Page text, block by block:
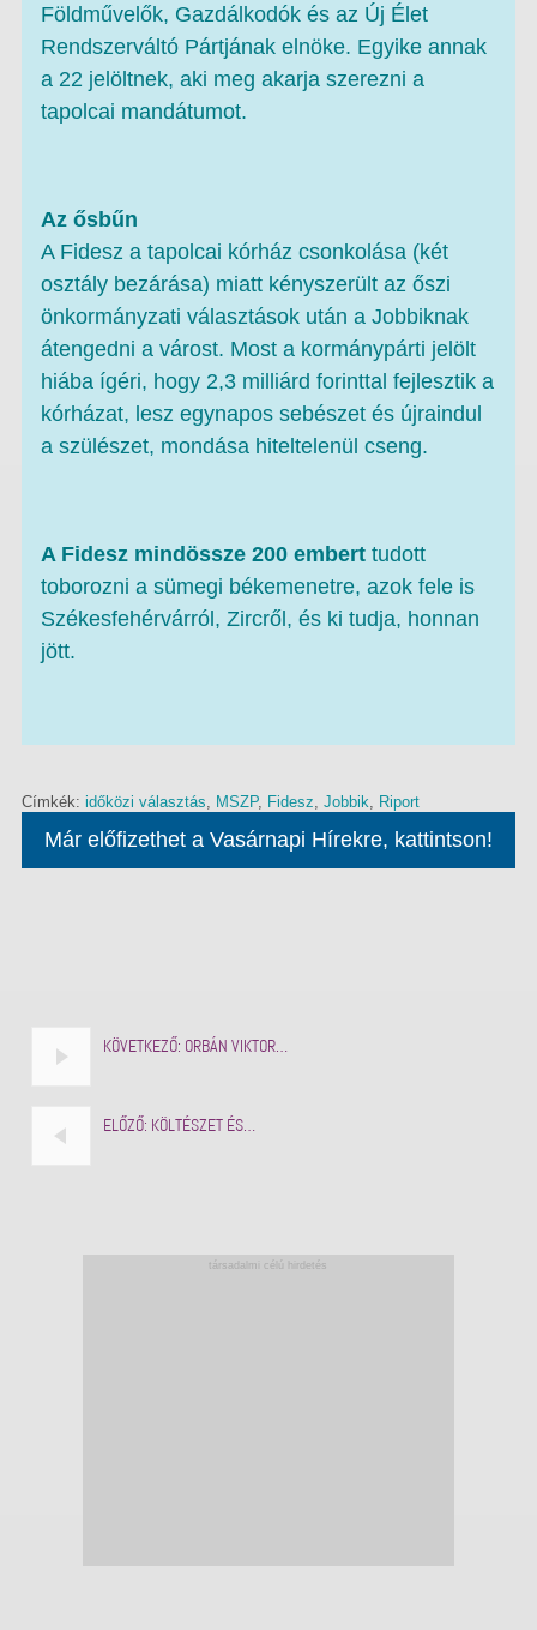
Földművelők, Gazdálkodók és az Új Élet
Rendszerváltó Pártjának elnöke. Egyike annak
a 22 jelöltnek, aki meg akarja szerezni a
tapolcai mandátumot.
Az ősbűn
A Fidesz a tapolcai kórház csonkolása (két
osztály bezárása) miatt kényszerült az őszi
önkormányzati választások után a Jobbiknak
átengedni a várost. Most a kormánypárti jelölt
hiába ígéri, hogy 2,3 milliárd forinttal fejlesztik a
kórházat, lesz egynapos sebészet és újraindul
a szülészet, mondása hiteltelenül cseng.
A Fidesz mindössze 200 emberttudott
toborozni a sümegi békemenetre, azok fele is
Székesfehérvárról, Zircről, és ki tudja, honnan
jött.
Címkék: időközi választás MSZP, Fidesz Jobbik Riport
Már előfizethet a Vasárnapi Hírekre, kattintson!
KÖVETKEZŐ: ORBÁN VIKTOR…
ELŐZŐ: KÖLTÉSZET ÉS…
társadalmi célú hirdetés